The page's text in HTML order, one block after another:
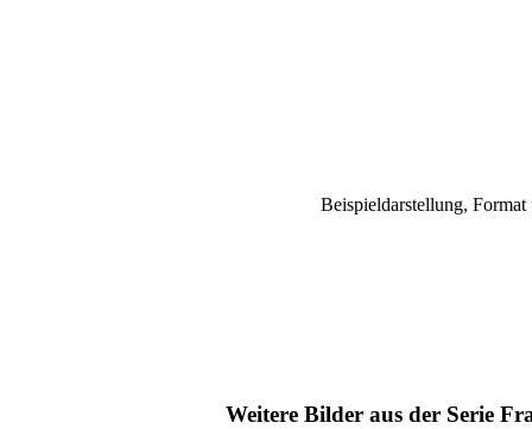
Beispieldarstellung,
Weitere Bilder aus der Serie